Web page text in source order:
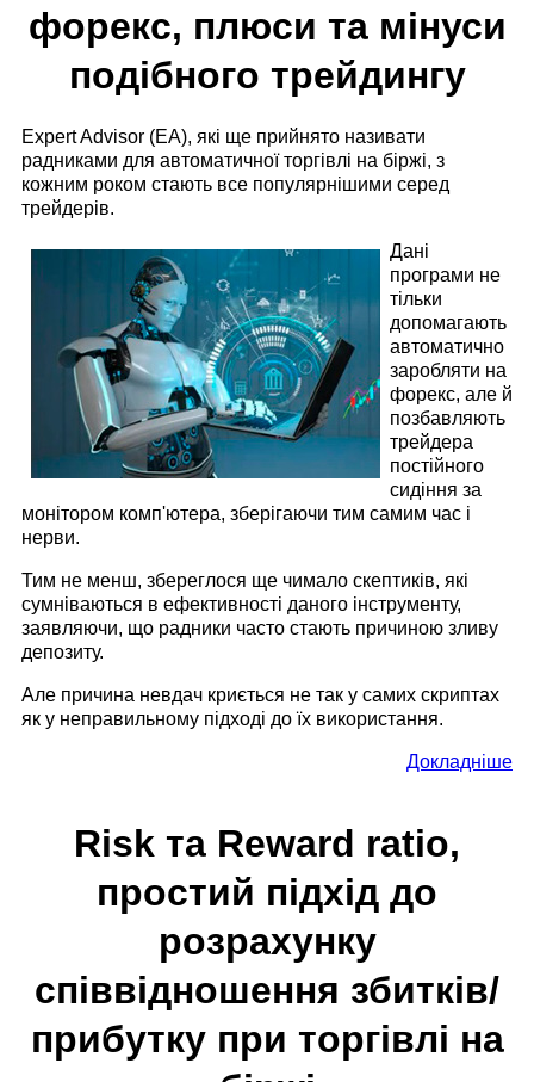
форекс, плюси та мінуси
подібного трейдингу
Expert Advisor (EA), які ще прийнято називати
радниками для автоматичної торгівлі на біржі, з
кожним роком стають все популярнішими серед
трейдерів.
Дані
програми не
тільки
допомагають
автоматично
заробляти на
форекс, але й
позбавляють
трейдера
постійного
сидіння за
монітором комп'ютера, зберігаючи тим самим час і
нерви.
Тим не менш, збереглося ще чимало скептиків, які
сумніваються в ефективності даного інструменту,
заявляючи, що радники часто стають причиною зливу
депозиту.
Але причина невдач криється не так у самих скриптах
як у неправильному підході до їх використання.
Докладніше
Risk та Reward ratio,
простий підхід до
розрахунку
співвідношення збитків/
прибутку при торгівлі на